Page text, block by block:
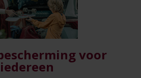
voor
iedereen